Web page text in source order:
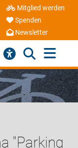
Mitglied werden
Spenden
Newsletter
"Parking